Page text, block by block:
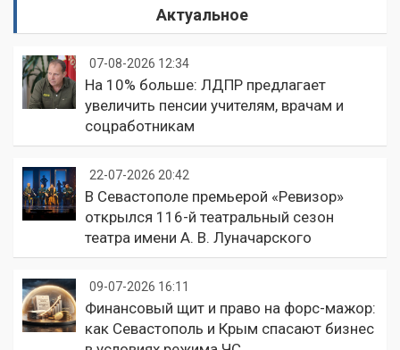
Актуальное
07-08-2026 12:34
На 10% больше: ЛДПР предлагает
увеличить пенсии учителям, врачам и
соцработникам
22-07-2026 20:42
В Севастополе премьерой «Ревизор»
открылся 116-й театральный сезон
театра имени А. В. Луначарского
09-07-2026 16:11
Финансовый щит и право на форс-мажор:
как Севастополь и Крым спасают бизнес